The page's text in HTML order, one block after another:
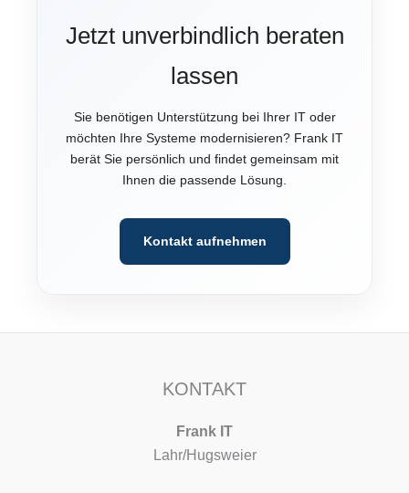
Jetzt unverbindlich beraten
lassen
Sie benötigen Unterstützung bei Ihrer IT oder
möchten Ihre Systeme modernisieren? Frank IT
berät Sie persönlich und findet gemeinsam mit
Ihnen die passende Lösung.
Kontakt aufnehmen
KONTAKT
Frank IT
Lahr/Hugsweier